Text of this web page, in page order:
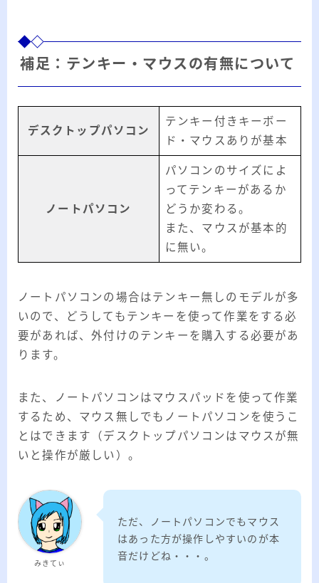
補足：テンキー・マウスの有無について
デスクトップパソコン
テンキー付きキーボー
ド・マウスありが基本
ノートパソコン
パソコンのサイズによ
ってテンキーがあるか
どうか変わる。
また、マウスが基本的
に無い。
ノートパソコンの場合はテンキー無しのモデルが多
いので、どうしてもテンキーを使って作業をする必
要があれば、外付けのテンキーを購入する必要があ
ります。
また、ノートパソコンはマウスパッドを使って作業
するため、マウス無しでもノートパソコンを使うこ
とはできます（デスクトップパソコンはマウスが無
いと操作が厳しい）。
みきてぃ
ただ、ノートパソコンでもマウス
はあった方が操作しやすいのが本
音だけどね・・・。